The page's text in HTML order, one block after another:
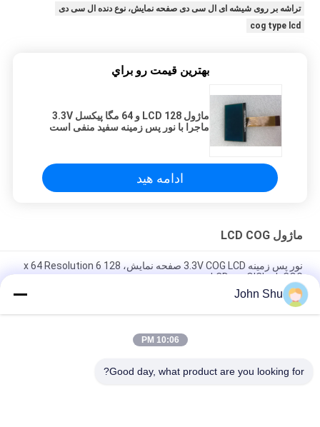
تراشه بر روی شیشه ای ال سی دی صفحه نمایش، نوع دنده ال سی دی
cog type lcd
بهترين قيمت رو براي
ماژول LCD 128 و 64 مگا پیکسل 3.3V
ماجرا با نور پس زمینه سفید منفی است
ادامه هید
ماژول LCD COG
نور پس زمینه 3.3V COG LCD صفحه نمایش، 128 x 64 Resolution 6
O'Clock COG نوع LCD
ISO 14001 تایید شده
John Shu
10:06 PM
Good day, what product are you looking for?